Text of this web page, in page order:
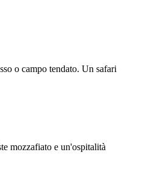
o campo tendato. Un safari
mozzafiato e un'ospitalità